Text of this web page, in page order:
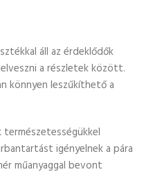
áll az érdeklődők
a részletek között.
könnyen leszűkíthető a
természetességükkel
igényelnek a pára
műanyaggal bevont